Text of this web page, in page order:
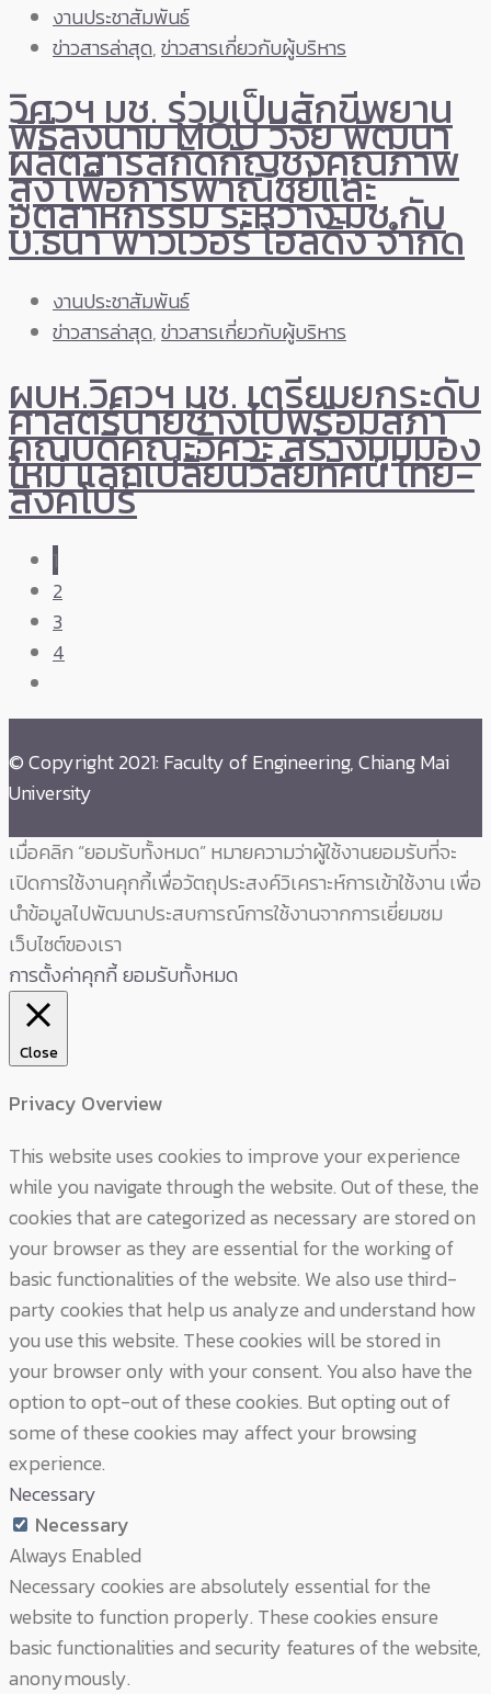
งานประชาสัมพันธ์
ข่าวสารล่าสุด,ข่าวสารเกี่ยวกับผู้บริหาร
วิศวฯ มช. ร่วมเป็นสักขีพยาน
พิธีลงนาม MOU วิจัย พัฒนา
ผลิตสารสกัดกัญชงคุณภาพ
สูง เพื่อการพาณิชย์และ
อุตสาหกรรม ระหว่าง มช.กับ
บ.ธนา พาวเวอร์ โฮลดิ้ง จำกัด
งานประชาสัมพันธ์
ข่าวสารล่าสุด,ข่าวสารเกี่ยวกับผู้บริหาร
ผบห.วิศวฯ มช. เตรียมยกระดับ
ศาสตร์นายช่างไปพร้อมสภา
คณบดีคณะวิศวะ สร้างมุมมอง
ใหม่ แลกเปลี่ยนวิสัยทัศน์ ไทย-
สิงคโปร์
1
2
3
4
© Copyright 2021: Faculty of Engineering, Chiang Mai
University
เมื่อคลิก “ยอมรับทั้งหมด” หมายความว่าผู้ใช้งานยอมรับที่จะ
เปิดการใช้งานคุกกี้เพื่อวัตถุประสงค์วิเคราะห์การเข้าใช้งาน เพื่อ
นำข้อมูลไปพัฒนาประสบการณ์การใช้งานจากการเยี่ยมชม
เว็บไซต์ของเรา
การตั้งค่าคุกกี้ยอมรับทั้งหมด
Close
Privacy Overview
This website uses cookies to improve your experience
while you navigate through the website. Out of these, the
cookies that are categorized as necessary are stored on
your browser as they are essential for the working of
basic functionalities of the website. We also use third-
party cookies that help us analyze and understand how
you use this website. These cookies will be stored in
your browser only with your consent. You also have the
option to opt-out of these cookies. But opting out of
some of these cookies may affect your browsing
experience.
Necessary
Necessary
Always Enabled
Necessary cookies are absolutely essential for the
website to function properly. These cookies ensure
basic functionalities and security features of the website,
anonymously.